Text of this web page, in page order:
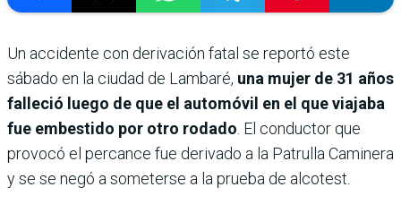
Un accidente con derivación fatal se reportó este
sábado en la ciudad de Lambaré, una mujer de 31 años
falleció luego de que el automóvil en el que viajaba
fue embestido por otro rodado. El conductor que
provocó el percance fue derivado a la Patrulla Caminera
y se se negó a someterse a la prueba de alcotest.